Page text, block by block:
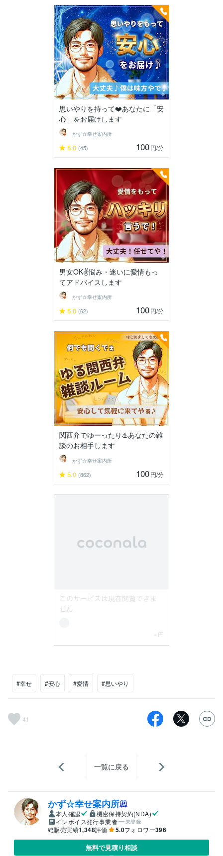
思いやりを持って❤️あなたに「安
心」をお届けします
かず☆幸せ案内所
5.0 (45) 100円/分
男女OK✌️悩み・迷いに愛情もっ
てアドバイスします
かず☆幸せ案内所
5.0 (62) 100円/分
関西弁でゆーったり♨️あなたの雑
談のお相手します
かず☆幸せ案内所
5.0 (862) 100円/分
#幸せ #安心 #愛情 #思いやり
41
一覧に戻る
かず☆幸せ案内所
本人確認
機密保持契約(NDA)
インボイス発行事業者
未登録
総販売実績1,348評価 5.0フォロワー396
無料で見積り相談